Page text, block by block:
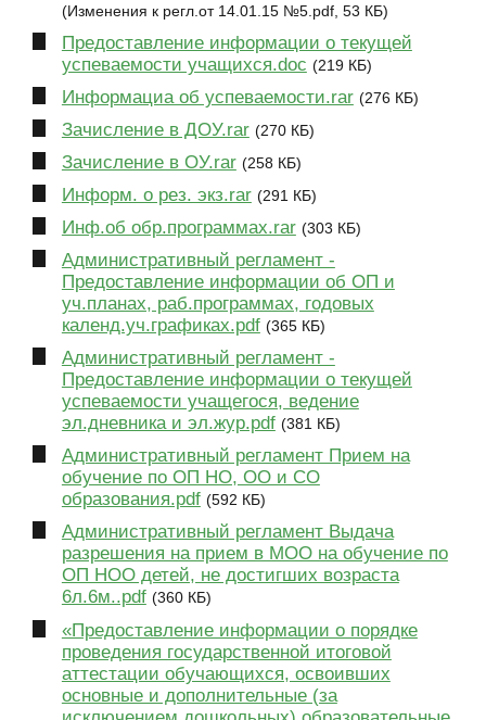
(Изменения к регл.от 14.01.15 №5.pdf, 53 КБ)
Предоставление информации о текущей
успеваемости учащихся.doc (219 КБ)
Информациа об успеваемости.rar (276 КБ)
Зачисление в ДОУ.rar (270 КБ)
Зачисление в ОУ.rar (258 КБ)
Информ. о рез. экз.rar (291 КБ)
Инф.об обр.программах.rar (303 КБ)
Административный регламент -
Предоставление информации об ОП и
уч.планах, раб.программах, годовых
календ.уч.графиках.pdf (365 КБ)
Административный регламент -
Предоставление информации о текущей
успеваемости учащегося, ведение
эл.дневника и эл.жур.pdf (381 КБ)
Административный регламент Прием на
обучение по ОП НО, ОО и СО
образования.pdf (592 КБ)
Административный регламент Выдача
разрешения на прием в МОО на обучение по
ОП НОО детей, не достигших возраста
6л.6м..pdf (360 КБ)
«Предоставление информации о порядке
проведения государственной итоговой
аттестации обучающихся, освоивших
основные и дополнительные (за